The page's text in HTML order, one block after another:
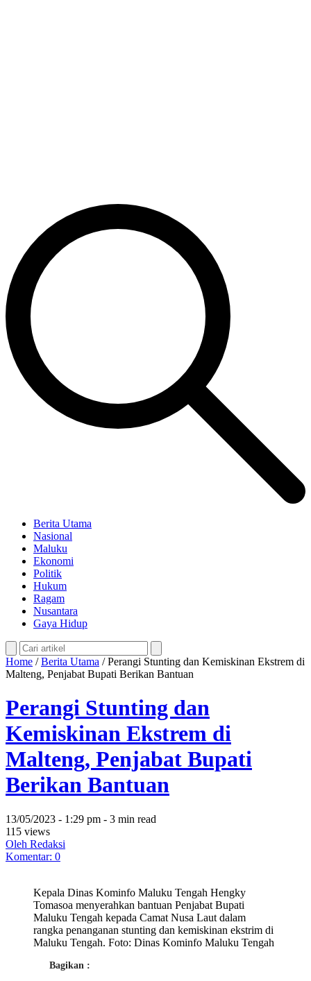
Berita Utama
Nasional
Maluku
Ekonomi
Politik
Hukum
Ragam
Nusantara
Gaya Hidup
Home /Berita Utama /Perangi Stunting dan Kemiskinan Ekstrem di
Malteng, Penjabat Bupati Berikan Bantuan
Perangi Stunting dan
Kemiskinan Ekstrem di
Malteng, Penjabat Bupati
Berikan Bantuan
13/05/2023 - 1:29 pm - 3 min read
115 views
Oleh Redaksi
Komentar: 0
Kepala Dinas Kominfo Maluku Tengah Hengky
Tomasoa menyerahkan bantuan Penjabat Bupati
Maluku Tengah kepada Camat Nusa Laut dalam
rangka penanganan stunting dan kemiskinan ekstrim di
Maluku Tengah. Foto: Dinas Kominfo Maluku Tengah
Bagikan :